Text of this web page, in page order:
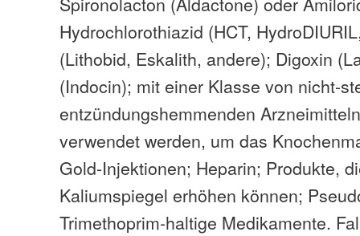
Hydrochlorothiazid (HCT,
(Lithobid, Eskalith, andere); Digoxin
(Indocin); mit einer Klasse von nicht-
entzündungshemmenden
verwendet werden, um das
Gold-Injektionen; Heparin; Produkte,
Kaliumspiegel erhöhen können;
Trimethoprim-haltige Medikamente.